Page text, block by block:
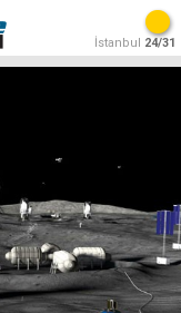
İstanbul 24/31